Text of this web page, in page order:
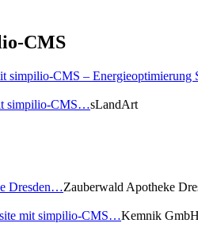
CMS
sLandArt
Zauberwald Apotheke
Kemnik